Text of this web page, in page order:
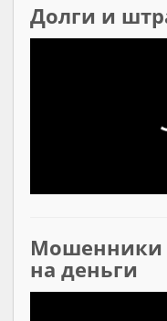
Долги и
Мошенники
на деньги